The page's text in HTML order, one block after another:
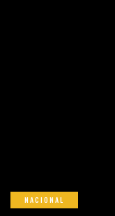
NACIONAL